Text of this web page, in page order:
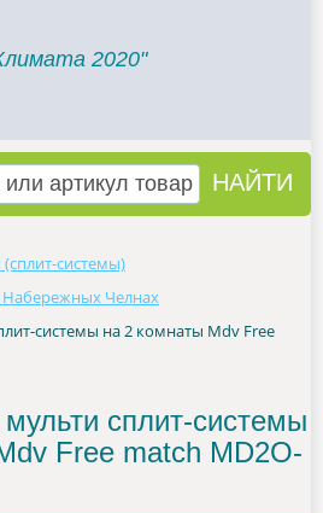
2020"
системы)
Набережных Челнах
системы на 2 комнаты Mdv Free
сплит-системы
Free match MD2O-